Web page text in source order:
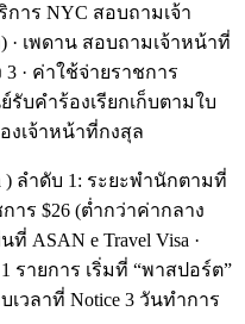
การ NYC สอบถามเจ้า
เพดาน สอบถามเจ้าหน้าที่
· ค่าใช้จ่ายราชการ
รับคำร้องเรียกเก็บตามใบ
งเจ้าหน้าที่กงสุล
) ลำดับ 1: ระยะพำนักตามที่
าร $26 (ต่ำกว่าค่ากลาง
ASAN e Travel Visa ·
รายการ เริ่มที่ “พาสปอร์ต”
วลาที่ Notice 3 วันทำการ